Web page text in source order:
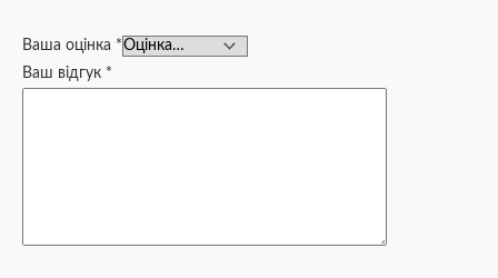
Ваша оцінка *
Ваш відгук *